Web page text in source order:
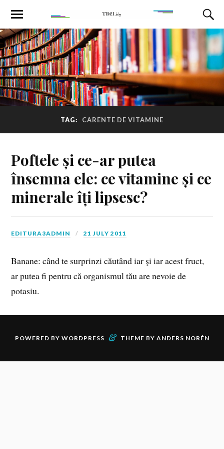
TAG: CARENTE DE VITAMINE
Poftele și ce-ar putea
însemna ele: ce vitamine și ce
minerale îți lipsesc?
EDITURA3ADMIN 21 JULY 2011
Banane: când te surprinzi căutând iar şi iar acest fruct,
ar putea fi pentru că organismul tău are nevoie de
potasiu.
POWERED BY WORDPRESS & THEME BY ANDERS NORÉN